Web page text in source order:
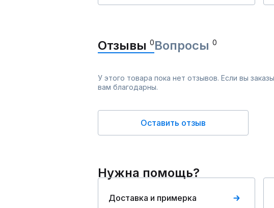
Отзывы 0Вопросы 0
У этого товара пока нет отзывов. Если вы
вам благодарны.
Оставить отзыв
Нужна помощь?
Доставка и примерка